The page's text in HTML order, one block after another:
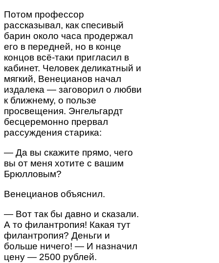
Потом профессор
рассказывал, как спесивый
барин около часа продержал
его в передней, но в конце
концов всё-таки пригласил в
кабинет. Человек деликатный и
мягкий, Венецианов начал
издалека — заговорил о любви
к ближнему, о пользе
просвещения. Энгельгардт
бесцеремонно прервал
рассуждения старика:
— Да вы скажите прямо, чего
вы от меня хотите с вашим
Брюлловым?
Венецианов объяснил.
— Вот так бы давно и сказали.
А то филантропия! Какая тут
филантропия? Деньги и
больше ничего! — И назначил
цену — 2500 рублей.